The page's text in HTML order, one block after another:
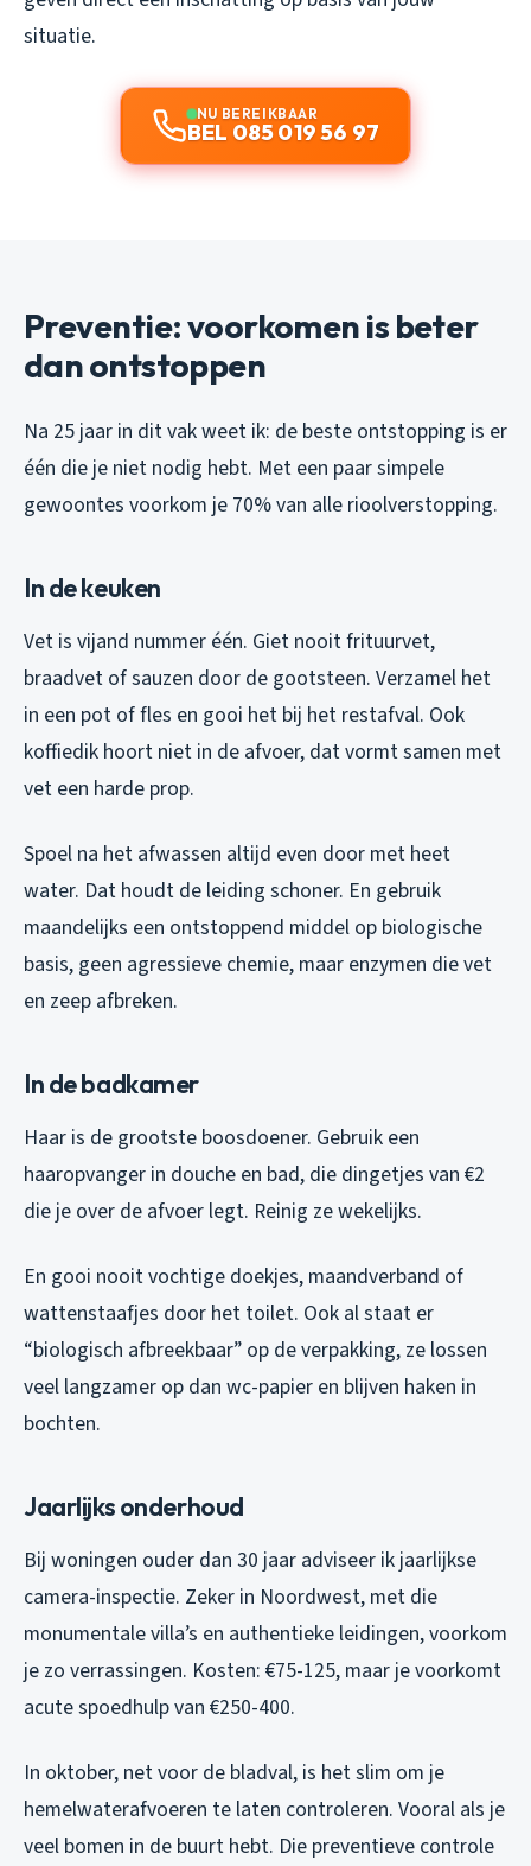
situatie.
NU BEREIKBAAR
BEL 085 019 56 97
Preventie: voorkomen is beter
dan ontstoppen
Na 25 jaar in dit vak weet ik: de beste ontstopping is er
één die je niet nodig hebt. Met een paar simpele
gewoontes voorkom je 70% van alle rioolverstopping.
In de keuken
Vet is vijand nummer één. Giet nooit frituurvet,
braadvet of sauzen door de gootsteen. Verzamel het
in een pot of fles en gooi het bij het restafval. Ook
koffiedik hoort niet in de afvoer, dat vormt samen met
vet een harde prop.
Spoel na het afwassen altijd even door met heet
water. Dat houdt de leiding schoner. En gebruik
maandelijks een ontstoppend middel op biologische
basis, geen agressieve chemie, maar enzymen die vet
en zeep afbreken.
In de badkamer
Haar is de grootste boosdoener. Gebruik een
haaropvanger in douche en bad, die dingetjes van €2
die je over de afvoer legt. Reinig ze wekelijks.
En gooi nooit vochtige doekjes, maandverband of
wattenstaafjes door het toilet. Ook al staat er
“biologisch afbreekbaar” op de verpakking, ze lossen
veel langzamer op dan wc-papier en blijven haken in
bochten.
Jaarlijks onderhoud
Bij woningen ouder dan 30 jaar adviseer ik jaarlijkse
camera-inspectie. Zeker in Noordwest, met die
monumentale villa’s en authentieke leidingen, voorkom
je zo verrassingen. Kosten: €75-125, maar je voorkomt
acute spoedhulp van €250-400.
In oktober, net voor de bladval, is het slim om je
hemelwaterafvoeren te laten controleren. Vooral als je
veel bomen in de buurt hebt. Die preventieve controle